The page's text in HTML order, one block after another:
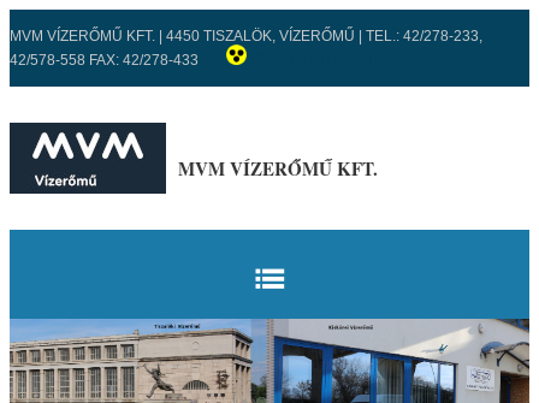
MVM VÍZERŐMŰ KFT. | 4450 TISZALÖK, VÍZERŐMŰ | TEL.: 42/278-233,
42/578-558 FAX: 42/278-433
MVM VÍZERŐMŰ KFT.
KEZDŐLAP